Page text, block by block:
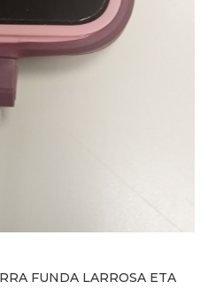
FUNDA LARROSA ETA